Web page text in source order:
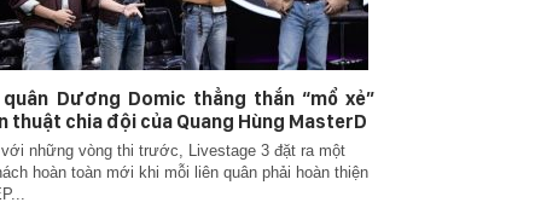
quân Dương Domic thẳng thắn “mổ xẻ”
thuật chia đội của Quang Hùng MasterD
những vòng thi trước, Livestage 3 đặt ra một
hoàn toàn mới khi mỗi liên quân phải hoàn thiện